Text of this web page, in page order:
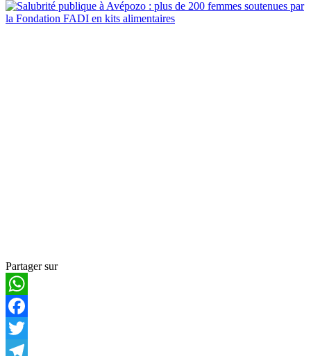
Partager sur
WhatsApp
Facebook
Twitter